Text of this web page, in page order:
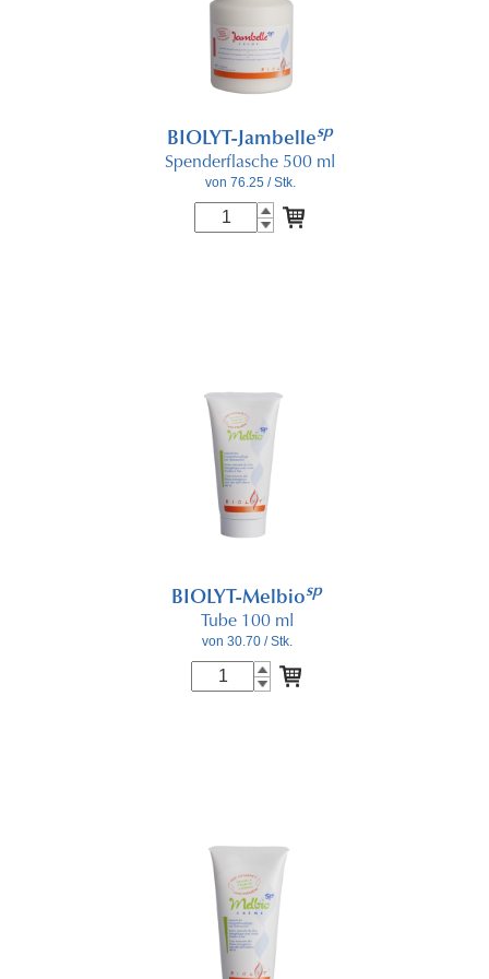
BIOLYT-Jambellesp
Spenderflasche 500 ml
von 76.25 / Stk.
BIOLYT-Melbiosp
Tube 100 ml
von 30.70/ Stk.